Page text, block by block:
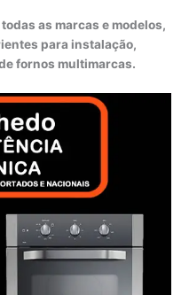
as marcas e modelos,
para instalação,
fornos multimarcas.